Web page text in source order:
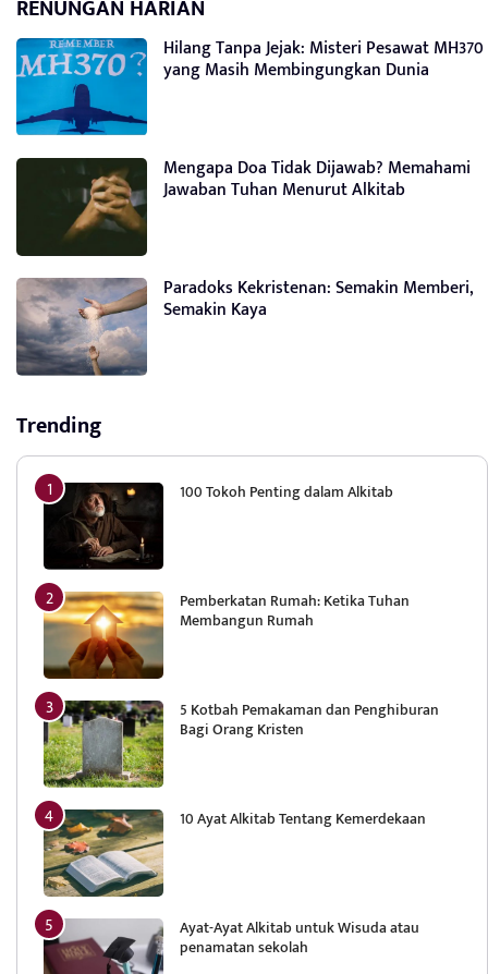
RENUNGAN HARIAN
Hilang Tanpa Jejak: Misteri Pesawat MH370
yang Masih Membingungkan Dunia
Mengapa Doa Tidak Dijawab? Memahami
Jawaban Tuhan Menurut Alkitab
Paradoks Kekristenan: Semakin Memberi,
Semakin Kaya
Trending
100 Tokoh Penting dalam Alkitab
Pemberkatan Rumah: Ketika Tuhan
Membangun Rumah
5 Kotbah Pemakaman dan Penghiburan
Bagi Orang Kristen
10 Ayat Alkitab Tentang Kemerdekaan
Ayat-Ayat Alkitab untuk Wisuda atau
penamatan sekolah